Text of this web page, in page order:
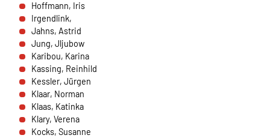
Hoffmann, Iris
Irgendlink,
Jahns, Astrid
Jung, Jljubow
Karibou, Karina
Kassing, Reinhild
Kessler, Jürgen
Klaar, Norman
Klaas, Katinka
Klary, Verena
Kocks, Susanne
übertragen. Wir verwenden auf der Spendenseite
reCAPTCHA. reCAPTCHA versucht zu unterscheiden, ob
eine bestimmte Handlung im Internet von einem
Menschen oder von einem Computerprogramm bzw. Bot
vorgenommen wird. Wir verwenden reCAPTCHA
ausschließlich im Spendenformular um MIssbrauch
vorzubeugen. Da das Formular von HelpDirect zur
Verfügung gestellt wird, werden auch die Daten des
Captcha und des Formulars an HelpDirect übertragen.
HelpDirect und Google reCAPTCHA